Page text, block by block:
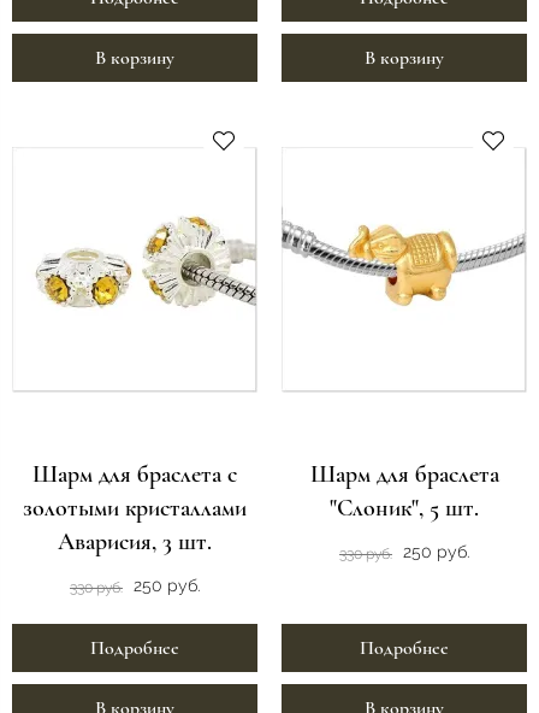
В корзину В корзину
Шарм для браслета с
золотыми кристаллами
Аварисия, 3 шт.
330 руб. 250 руб.
Подробнее
Шарм для браслета
"Слоник", 5 шт.
330 руб. 250 руб.
Подробнее